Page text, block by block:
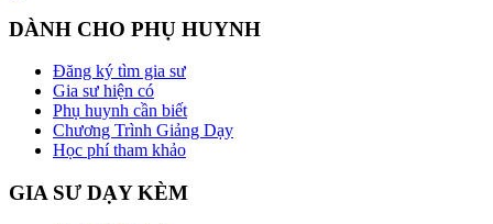
DÀNH CHO PHỤ HUYNH
Đăng ký tìm gia sư
Gia sư hiện có
Phụ huynh cần biết
Chương Trình Giảng Dạy
Học phí tham khảo
GIA SƯ DẠY KÈM